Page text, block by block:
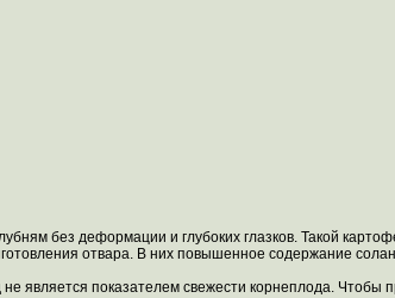
без деформации и глубоких глазков. Такой
отвара. В них повышенное содержание
является показателем свежести корнеплода. Чтобы